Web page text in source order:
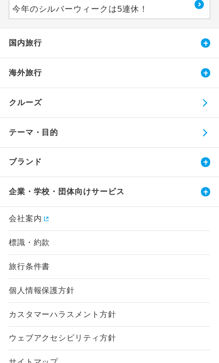
今年のシルバーウィークは5連休！
国内旅行
海外旅行
クルーズ
テーマ・目的
ブランド
企業・学校・団体向けサービス
会社案内
標識・約款
旅行条件書
個人情報保護方針
カスタマーハラスメント方針
ウェブアクセシビリティ方針